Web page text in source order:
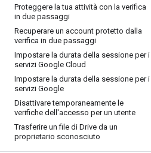
Proteggere la tua attività con la verifica
in due passaggi
Recuperare un account protetto dalla
verifica in due passaggi
Impostare la durata della sessione per i
servizi Google Cloud
Impostare la durata della sessione per i
servizi Google
Disattivare temporaneamente le
verifiche dell'accesso per un utente
Trasferire un file di Drive da un
proprietario sconosciuto